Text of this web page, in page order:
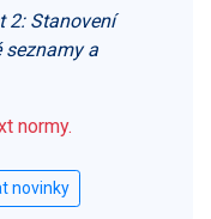
2: Stanovení
seznamy a
normy.